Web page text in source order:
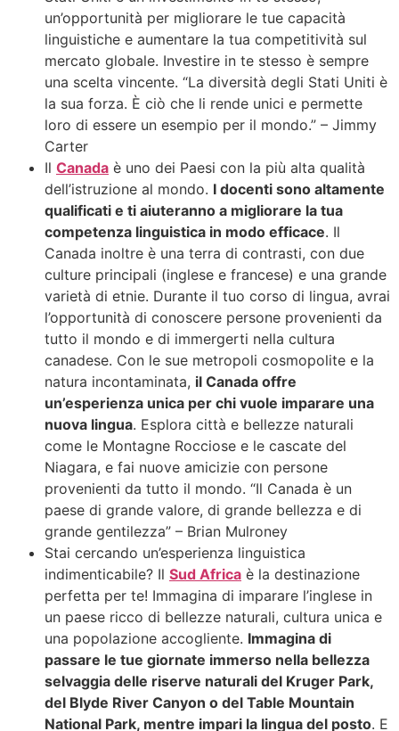
un’opportunità per migliorare le tue capacità
linguistiche e aumentare la tua competitività sul
mercato globale. Investire in te stesso è sempre
una scelta vincente. “La diversità degli Stati Uniti è
la sua forza. È ciò che li rende unici e permette
loro di essere un esempio per il mondo.” – Jimmy
Carter
Il Canada è uno dei Paesi con la più alta qualità
dell’istruzione al mondo. I docenti sono altamente
qualificati e ti aiuteranno a migliorare la tua
competenza linguistica in modo efficace. Il
Canada inoltre è una terra di contrasti, con due
culture principali (inglese e francese) e una grande
varietà di etnie. Durante il tuo corso di lingua, avrai
l’opportunità di conoscere persone provenienti da
tutto il mondo e di immergerti nella cultura
canadese. Con le sue metropoli cosmopolite e la
natura incontaminata, il Canada offre
un’esperienza unica per chi vuole imparare una
nuova lingua. Esplora città e bellezze naturali
come le Montagne Rocciose e le cascate del
Niagara, e fai nuove amicizie con persone
provenienti da tutto il mondo. “Il Canada è un
paese di grande valore, di grande bellezza e di
grande gentilezza” – Brian Mulroney
Stai cercando un’esperienza linguistica
indimenticabile? Il Sud Africa è la destinazione
perfetta per te! Immagina di imparare l’inglese in
un paese ricco di bellezze naturali, cultura unica e
una popolazione accogliente. Immagina di
passare le tue giornate immerso nella bellezza
selvaggia delle riserve naturali del Kruger Park,
del Blyde River Canyon o del Table Mountain
National Park, mentre impari la lingua del posto. E